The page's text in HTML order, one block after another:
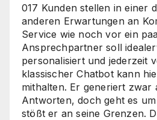
017 Kunden stellen in einer
anderen Erwartungen an
Service wie noch vor ein
Ansprechpartner soll
personalisiert und jederzeit
klassischer Chatbot kann
mithalten. Er generiert zwar
Antworten, doch geht es
stößt er an seine Grenzen.